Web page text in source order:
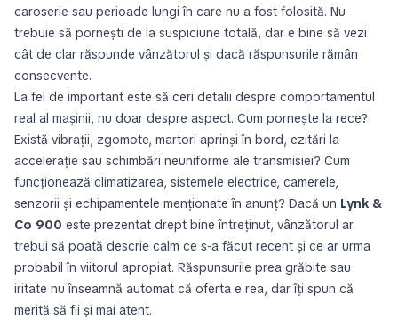
caroserie sau perioade lungi în care nu a fost folosită. Nu
trebuie să pornești de la suspiciune totală, dar e bine să vezi
cât de clar răspunde vânzătorul și dacă răspunsurile rămân
consecvente.
La fel de important este să ceri detalii despre comportamentul
real al mașinii, nu doar despre aspect. Cum pornește la rece?
Există vibrații, zgomote, martori aprinși în bord, ezitări la
accelerație sau schimbări neuniforme ale transmisiei? Cum
funcționează climatizarea, sistemele electrice, camerele,
senzorii și echipamentele menționate în anunț? Dacă un Lynk &
Co 900 este prezentat drept bine întreținut, vânzătorul ar
trebui să poată descrie calm ce s-a făcut recent și ce ar urma
probabil în viitorul apropiat. Răspunsurile prea grăbite sau
iritate nu înseamnă automat că oferta e rea, dar îți spun că
merită să fii și mai atent.